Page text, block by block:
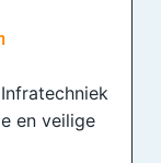
en veilige